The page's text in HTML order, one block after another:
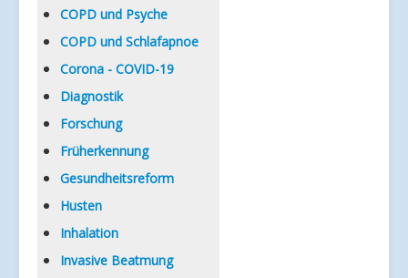
COPD und Psyche
COPD und Schlafapnoe
Corona - COVID-19
Diagnostik
Forschung
Früherkennung
Gesundheitsreform
Husten
Inhalation
Invasive Beatmung